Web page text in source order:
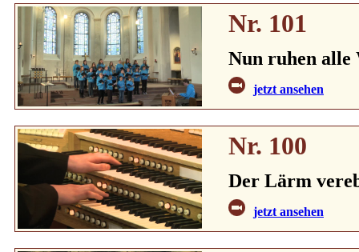
Nr. 101
Nun ruhen alle
jetzt ansehen
Nr. 100
Der Lärm
jetzt ansehen